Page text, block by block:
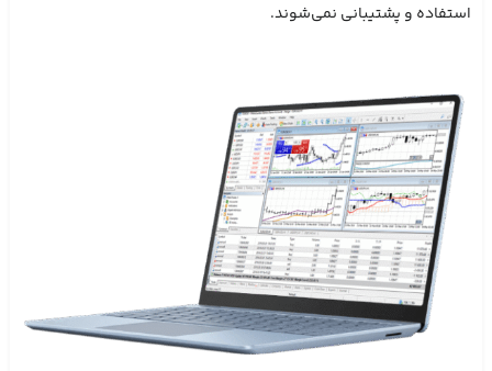
استفاده و پشتیبانی نمی‌شوند.